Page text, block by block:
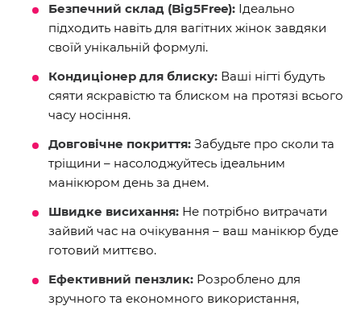
Безпечний склад (Big5Free): Ідеально
підходить навіть для вагітних жінок завдяки
своїй унікальній формулі.
Кондиціонер для блиску: Ваші нігті будуть
сяяти яскравістю та блиском на протязі всього
часу носіння.
Довговічне покриття: Забудьте про сколи та
тріщини – насолоджуйтесь ідеальним
манікюром день за днем.
Швидке висихання: Не потрібно витрачати
зайвий час на очікування – ваш манікюр буде
готовий миттєво.
Ефективний пензлик: Розроблено для
зручного та економного використання,